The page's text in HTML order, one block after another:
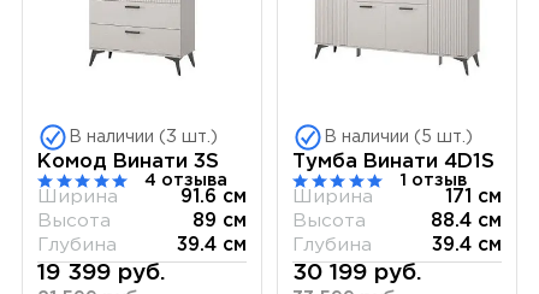
В наличии (3 шт.)
Комод Винати 3S
4 отзыва
Ширина
91.6 см
Высота
89 см
Глубина
39.4 см
19 399 руб.
В наличии (5 шт.)
Тумба Винати 4D1S
1 отзыв
Ширина
171 см
Высота
88.4 см
Глубина
39.4 см
30 199 руб.